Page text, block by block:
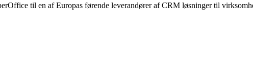
til en af Europas førende leverandører af CRM løsninger til